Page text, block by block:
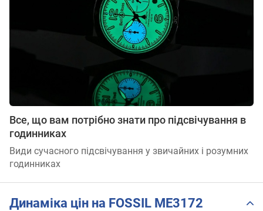
Все, що вам потрібно знати про підсвічування в
годинниках
Види сучасного підсвічування у звичайних і розумних
годинниках
Динаміка цін на FOSSIL ME3172